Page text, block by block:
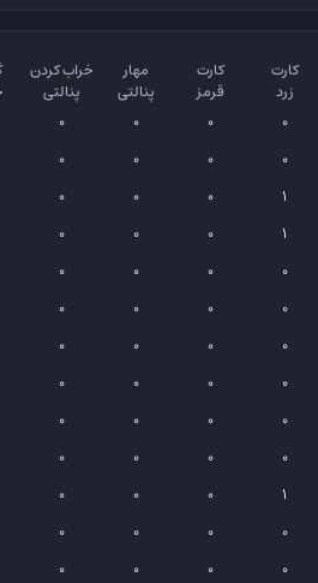
کارت
زرد
کارت
قرمز
مهار
پنالتی
خراب کردن
پنالتی
0
0
0
0
0
0
0
0
1
0
0
0
1
0
0
0
0
0
0
0
0
0
0
0
0
0
0
0
0
0
0
0
0
0
0
0
0
0
0
0
1
0
0
0
0
0
0
0
0
0
0
0